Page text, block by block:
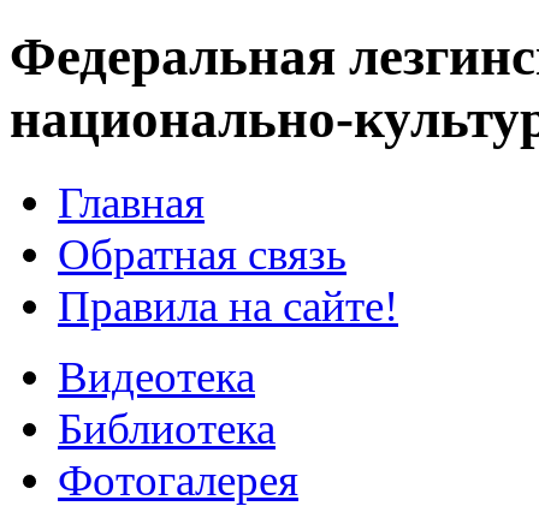
Федеральная
национально-
Главная
Обратная связь
Правила на сайте!
Видеотека
Библиотека
Фотогалерея